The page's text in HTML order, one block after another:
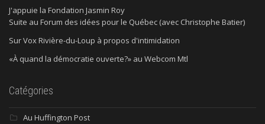
J'appuie la Fondation Jasmin Roy
Suite au Forum des idées pour le Québec (avec Christophe Batier)
Sur Vox Rivière-du-Loup à propos d'intimidation
«À quand la démocratie ouverte?» au Webcom Mtl
Catégories
Au Huffington Post